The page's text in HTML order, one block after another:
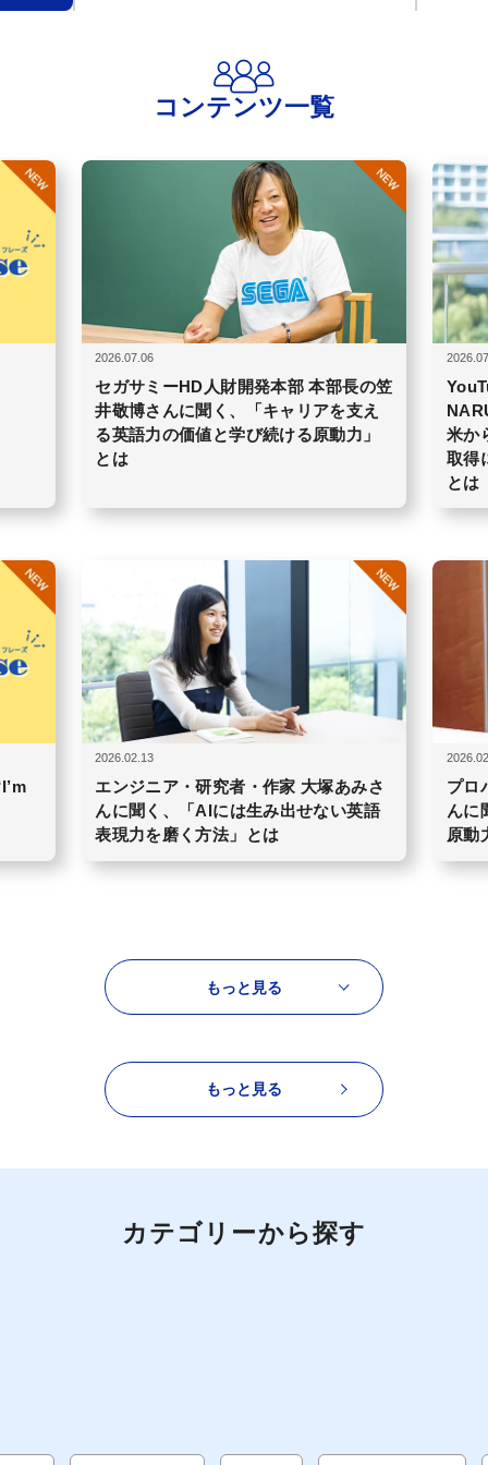
コンテンツ一覧
2026.07.06
セガサミーHD人財開発本部 本部長の笠
井敬博さんに聞く、「キャリアを支え
る英語力の価値と学び続ける原動力」
とは
米か
取得
とは
2026.02.13
エンジニア・研究者・作家 大塚あみさ
んに聞く、「AIには生み出せない英語
表現力を磨く方法」とは
プロ
んに
原動
もっと見る
もっと見る
カテゴリーから探す